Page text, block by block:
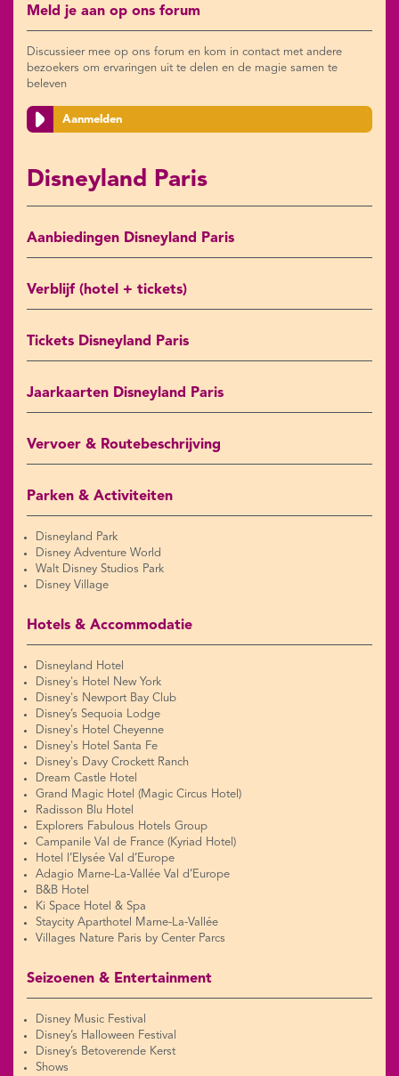
Meld je aan op ons forum
Discussieer mee op ons forum en kom in contact met andere
bezoekers om ervaringen uit te delen en de magie samen te
beleven
Aanmelden
Disneyland Paris
Aanbiedingen Disneyland Paris
Verblijf (hotel + tickets)
Tickets Disneyland Paris
Jaarkaarten Disneyland Paris
Vervoer & Routebeschrijving
Parken & Activiteiten
Disneyland Park
Disney Adventure World
Walt Disney Studios Park
Disney Village
Hotels & Accommodatie
Disneyland Hotel
Disney's Hotel New York
Disney's Newport Bay Club
Disney’s Sequoia Lodge
Disney's Hotel Cheyenne
Disney's Hotel Santa Fe
Disney's Davy Crockett Ranch
Dream Castle Hotel
Grand Magic Hotel (Magic Circus Hotel)
Radisson Blu Hotel
Explorers Fabulous Hotels Group
Campanile Val de France (Kyriad Hotel)
Hotel l’Elysée Val d’Europe
Adagio Marne-La-Vallée Val d’Europe
B&B Hotel
Ki Space Hotel & Spa
Staycity Aparthotel Marne-La-Vallée
Villages Nature Paris by Center Parcs
Seizoenen & Entertainment
Disney Music Festival
Disney’s Halloween Festival
Disney’s Betoverende Kerst
Shows